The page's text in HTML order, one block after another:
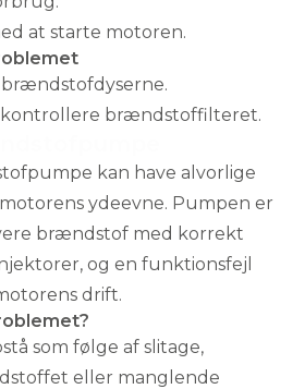
at starte motoren.
brændstoffilteret.
kan have alvorlige
ydeevne. Pumpen er
brændstof med korrekt
og en funktionsfejl
drift.
som følge af slitage,
eller manglende